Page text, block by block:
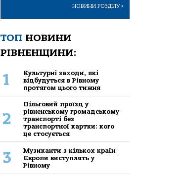
НОВИНИ РОЗДІЛУ>
ТОП НОВИНИ
РІВНЕНЩИНИ:
1
Культурні заходи, які
відбудуться в Рівному
протягом цього тижня
2
Пільговий проїзд у
рівненському громадському
транспорті без
транспортної картки: кого
це стосується
3
Музиканти з кількох країн
Європи виступлять у
Рівному